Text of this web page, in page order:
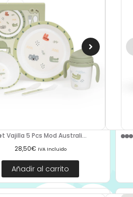
Vajilla 5 Pcs Mod Australi...
28,50€ IVA Incluido
Añadir al carrito